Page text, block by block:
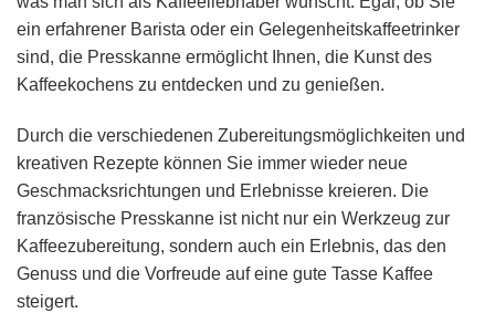
ein erfahrener Barista oder ein Gelegenheitskaffeetrinker
sind, die Presskanne ermöglicht Ihnen, die Kunst des
Kaffeekochens zu entdecken und zu genießen.
Durch die verschiedenen Zubereitungsmöglichkeiten und
kreativen Rezepte können Sie immer wieder neue
Geschmacksrichtungen und Erlebnisse kreieren. Die
französische Presskanne ist nicht nur ein Werkzeug zur
Kaffeezubereitung, sondern auch ein Erlebnis, das den
Genuss und die Vorfreude auf eine gute Tasse Kaffee
steigert.